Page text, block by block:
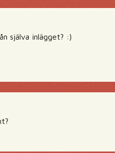
själva inlägget? :)